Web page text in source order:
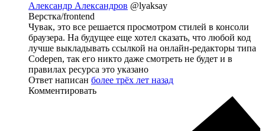
Александр Александров @lyaksay
Верстка/frontend
Чувак, это все решается просмотром стилей в консоли
браузера. На будущее еще хотел сказать, что любой код
лучше выкладывать ссылкой на онлайн-редакторы типа
Codepen, так его никто даже смотреть не будет и в
правилах ресурса это указано
Ответ написан более трёх лет назад
Комментировать